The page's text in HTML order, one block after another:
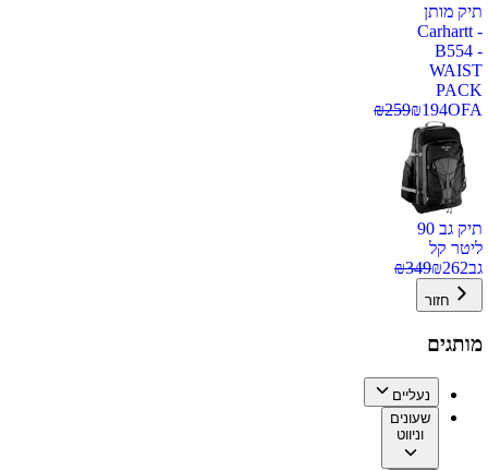
תיק מותן
Carhartt -
B554 -
WAIST
PACK
OFA
₪194
₪259
תיק גב 90
ליטר קל
גב
₪262
₪349
חזור
מותגים
נעליים
שעונים
וניווט